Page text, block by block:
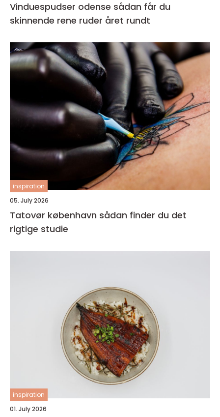
Vinduespudser odense sådan får du
skinnende rene ruder året rundt
inspiration
05. July 2026
Tatovør københavn sådan finder du det
rigtige studie
inspiration
01. July 2026